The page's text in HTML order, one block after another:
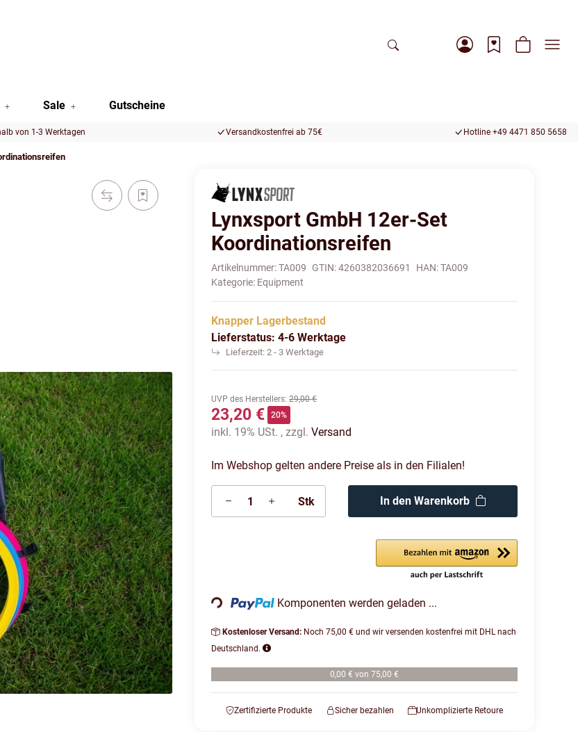
Sale Gutscheine
von 1-3 Werktagen Versandkostenfrei ab 75€ Hotline +49 4471 850 5658
Lynxsport GmbH 12er-Set
Koordinationsreifen
Artikelnummer:TA009 GTIN:4260382036691 HAN:TA009
Kategorie: Equipment
Knapper Lagerbestand
Lieferstatus: 4-6 Werktage
Lieferzeit:2 - 3 Werktage
UVP des Herstellers:29,00 €
23,20 € 20%
inkl. 19% USt. , zzgl.Versand
Im Webshop gelten andere Preise als in den Filialen!
Stk In den Warenkorb
Loading... Komponenten werden geladen ...
Kostenloser Versand: Noch 75,00 € und wir versenden kostenfrei mit DHL nach
Deutschland.
0,00 € von 75,00 €
Zertifizierte Produkte Sicher bezahlen Unkomplizierte Retoure